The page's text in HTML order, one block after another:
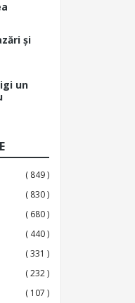
și
un
( 849 )
( 830 )
( 680 )
( 440 )
( 331 )
( 232 )
( 107 )